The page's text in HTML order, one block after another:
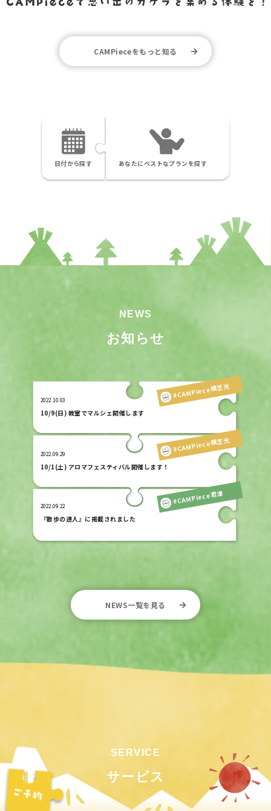
CAMPieceをもっと知る
日付から探す あなたにベストなプランを探す
お知らせ
#CAMPiece横芝光
2022.10.03
10/9(日) 教室でマルシェ開催します
#CAMPiece横芝光
2022.09.29
10/1(土) アロマフェスティバル開催します！
#CAMPiece君津
2022.09.22
『散歩の達人』に掲載されました
NEWS一覧を見る
サービス